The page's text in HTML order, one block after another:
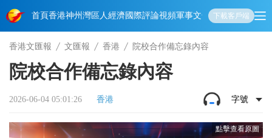
首頁香港神州 灣區人經濟國際評論視頻軍事文化 娛樂生活教育體
下載客戶端
香港文匯報 文匯報 香港 院校合作備忘錄內容
院校合作備忘錄內容
2026-06-04 05:01:26 香港 字號